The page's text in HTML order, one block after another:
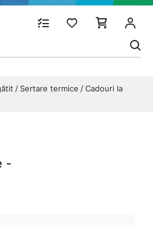
Sertare termice
Cadouri la
-